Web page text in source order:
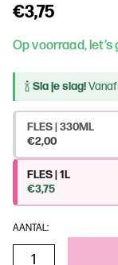
€3,75
Op voorraad, let’s
🍾 Sla je slag!Vanaf
FLES | 330ML
€2,00
FLES | 1L
€3,75
AANTAL: